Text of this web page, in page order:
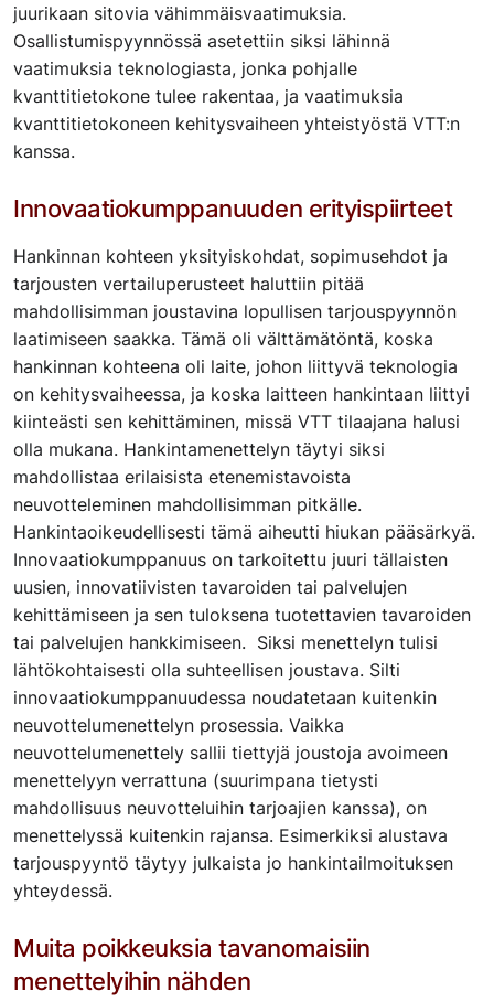
juurikaan sitovia vähimmäisvaatimuksia.
Osallistumispyynnössä asetettiin siksi lähinnä
vaatimuksia teknologiasta, jonka pohjalle
kvanttitietokone tulee rakentaa, ja vaatimuksia
kvanttitietokoneen kehitysvaiheen yhteistyöstä VTT:n
kanssa.
Innovaatiokumppanuuden erityispiirteet
Hankinnan kohteen yksityiskohdat, sopimusehdot ja
tarjousten vertailuperusteet haluttiin pitää
mahdollisimman joustavina lopullisen tarjouspyynnön
laatimiseen saakka. Tämä oli välttämätöntä, koska
hankinnan kohteena oli laite, johon liittyvä teknologia
on kehitysvaiheessa, ja koska laitteen hankintaan liittyi
kiinteästi sen kehittäminen, missä VTT tilaajana halusi
olla mukana. Hankintamenettelyn täytyi siksi
mahdollistaa erilaisista etenemistavoista
neuvotteleminen mahdollisimman pitkälle.
Hankintaoikeudellisesti tämä aiheutti hiukan pääsärkyä.
Innovaatiokumppanuus on tarkoitettu juuri tällaisten
uusien, innovatiivisten tavaroiden tai palvelujen
kehittämiseen ja sen tuloksena tuotettavien tavaroiden
tai palvelujen hankkimiseen. Siksi menettelyn tulisi
lähtökohtaisesti olla suhteellisen joustava. Silti
innovaatiokumppanuudessa noudatetaan kuitenkin
neuvottelumenettelyn prosessia. Vaikka
neuvottelumenettely sallii tiettyjä joustoja avoimeen
menettelyyn verrattuna (suurimpana tietysti
mahdollisuus neuvotteluihin tarjoajien kanssa), on
menettelyssä kuitenkin rajansa. Esimerkiksi alustava
tarjouspyyntö täytyy julkaista jo hankintailmoituksen
yhteydessä.
Muita poikkeuksia tavanomaisiin
menettelyihin nähden